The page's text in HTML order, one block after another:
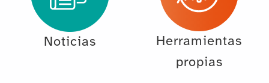
Noticias
Herramientas
propias